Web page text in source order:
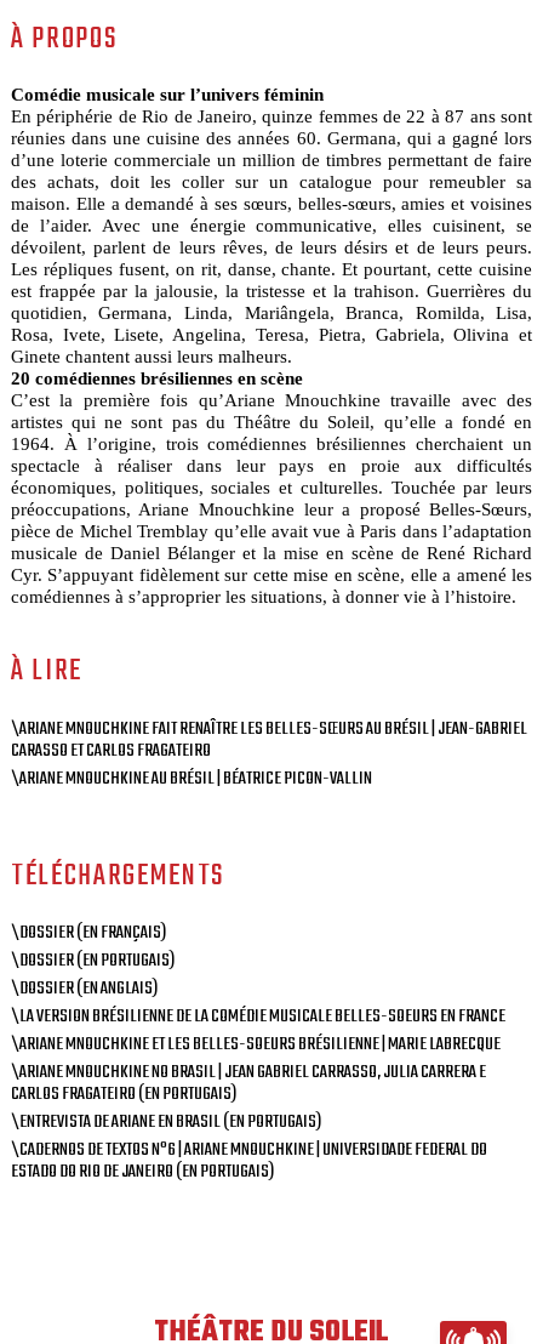
À PROPOS
Comédie musicale sur l’univers féminin
En périphérie de Rio de Janeiro, quinze femmes de 22 à 87 ans sont
réunies dans une cuisine des années 60. Germana, qui a gagné lors
d’une loterie commerciale un million de timbres permettant de faire
des achats, doit les coller sur un catalogue pour remeubler sa
maison. Elle a demandé à ses sœurs, belles-sœurs, amies et voisines
de l’aider. Avec une énergie communicative, elles cuisinent, se
dévoilent, parlent de leurs rêves, de leurs désirs et de leurs peurs.
Les répliques fusent, on rit, danse, chante. Et pourtant, cette cuisine
est frappée par la jalousie, la tristesse et la trahison. Guerrières du
quotidien, Germana, Linda, Mariângela, Branca, Romilda, Lisa,
Rosa, Ivete, Lisete, Angelina, Teresa, Pietra, Gabriela, Olivina et
Ginete chantent aussi leurs malheurs.
20 comédiennes brésiliennes en scène
C’est la première fois qu’Ariane Mnouchkine travaille avec des
artistes qui ne sont pas du Théâtre du Soleil, qu’elle a fondé en
1964. À l’origine, trois comédiennes brésiliennes cherchaient un
spectacle à réaliser dans leur pays en proie aux difficultés
économiques, politiques, sociales et culturelles. Touchée par leurs
préoccupations, Ariane Mnouchkine leur a proposé Belles-Sœurs,
pièce de Michel Tremblay qu’elle avait vue à Paris dans l’adaptation
musicale de Daniel Bélanger et la mise en scène de René Richard
Cyr. S’appuyant fidèlement sur cette mise en scène, elle a amené les
comédiennes à s’approprier les situations, à donner vie à l’histoire.
À LIRE
\ARIANE MNOUCHKINE FAIT RENAÎTRE LES BELLES-SŒURS AU BRÉSIL | JEAN-GABRIEL
CARASSO ET CARLOS FRAGATEIRO
\ARIANE MNOUCHKINE AU BRÉSIL | BÉATRICE PICON-VALLIN
TÉLÉCHARGEMENTS
\DOSSIER (EN FRANÇAIS)
\DOSSIER (EN PORTUGAIS)
\DOSSIER (EN ANGLAIS)
\LA VERSION BRÉSILIENNE DE LA COMÉDIE MUSICALE BELLES-SOEURS EN FRANCE
\ARIANE MNOUCHKINE ET LES BELLES-SOEURS BRÉSILIENNE | MARIE LABRECQUE
\ARIANE MNOUCHKINE NO BRASIL | JEAN GABRIEL CARRASSO, JULIA CARRERA E
CARLOS FRAGATEIRO (EN PORTUGAIS)
\ENTREVISTA DE ARIANE EN BRASIL (EN PORTUGAIS)
\CADERNOS DE TEXTOS N°6 | ARIANE MNOUCHKINE | UNIVERSIDADE FEDERAL DO
ESTADO DO RIO DE JANEIRO (EN PORTUGAIS)
THÉÂTRE DU SOLEIL